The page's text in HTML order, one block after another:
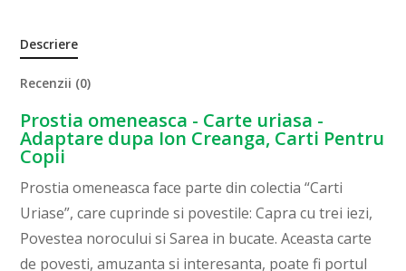
Descriere
Recenzii (0)
Prostia omeneasca - Carte uriasa -
Adaptare dupa Ion Creanga, Carti Pentru
Copii
Prostia omeneasca face parte din colectia “Carti
Uriase”, care cuprinde si povestile: Capra cu trei iezi,
Povestea norocului si Sarea in bucate. Aceasta carte
de povesti, amuzanta si interesanta, poate fi portul